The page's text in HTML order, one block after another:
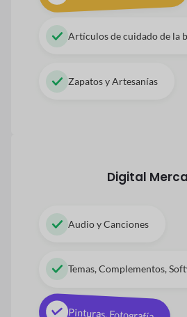
Artículos de cuidado de la
Zapatos y Artesanías
Digital
Audio y Canciones
Temas, Complementos,